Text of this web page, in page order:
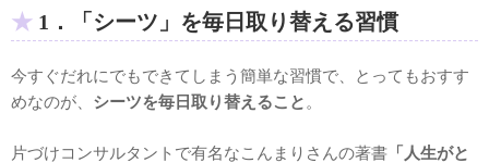
1．「シーツ」を毎日取り替える習慣
今すぐだれにでもできてしまう簡単な習慣で、とってもおすす
めなのが、 シーツを毎日取り替えること 。
片づけコンサルタントで有名なこんまりさんの著書 「人生がと